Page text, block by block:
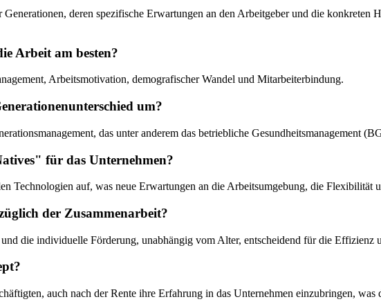
deren spezifische Erwartungen an den Arbeitgeber und die konkreten
Arbeit am besten?
Arbeitsmotivation, demografischer Wandel und Mitarbeiterbindung.
um?
das unter anderem das betriebliche Gesundheitsmanagement
für das Unternehmen?
Technologien auf, was neue Erwartungen an die Arbeitsumgebung, die Flexibilität
der Zusammenarbeit?
die individuelle Förderung, unabhängig vom Alter, entscheidend für die Effizienz
auch nach der Rente ihre Erfahrung in das Unternehmen einzubringen, was